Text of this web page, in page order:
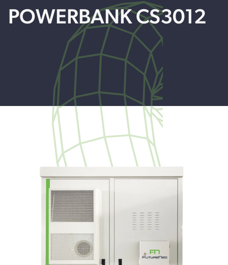
POWERBANK CS3012